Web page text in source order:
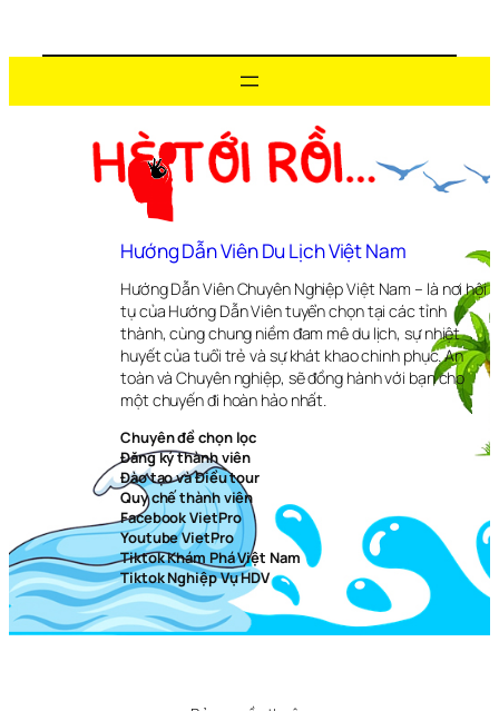
Hướng Dẫn Viên Du Lịch Việt Nam
Hướng Dẫn Viên Chuyên Nghiệp Việt Nam – là nơi hội
tụ của Hướng Dẫn Viên tuyển chọn tại các tỉnh
thành, cùng chung niềm đam mê du lịch, sự nhiệt
huyết của tuổi trẻ và sự khát khao chinh phục. An
toàn và Chuyên nghiệp, sẽ đồng hành với bạn cho
một chuyến đi hoàn hảo nhất.
Chuyên đề chọn lọc
Đăng ký thành viên
Đào tạo và Điều tour
Quy chế thành viên
Facebook VietPro
Youtube VietPro
Tiktok Khám Phá Việt Nam
Tiktok Nghiệp Vụ HDV